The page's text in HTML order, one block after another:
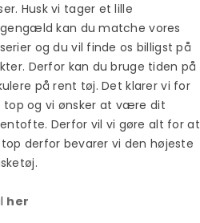
Husk vi tager et lille
kan du matche vores
og du vil finde os billigst på
Derfor kan du bruge tiden på
på rent tøj. Det klarer vi for
top og vi ønsker at være dit
Derfor vil vi gøre alt for at
derfor bevarer vi den højeste
her